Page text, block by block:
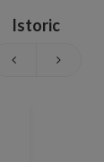
Istoric